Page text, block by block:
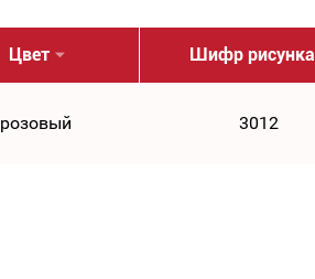
Цвет Шифр рисунка
розовый 3012